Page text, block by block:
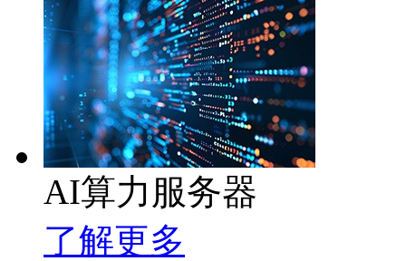
AI算力服务器
了解更多